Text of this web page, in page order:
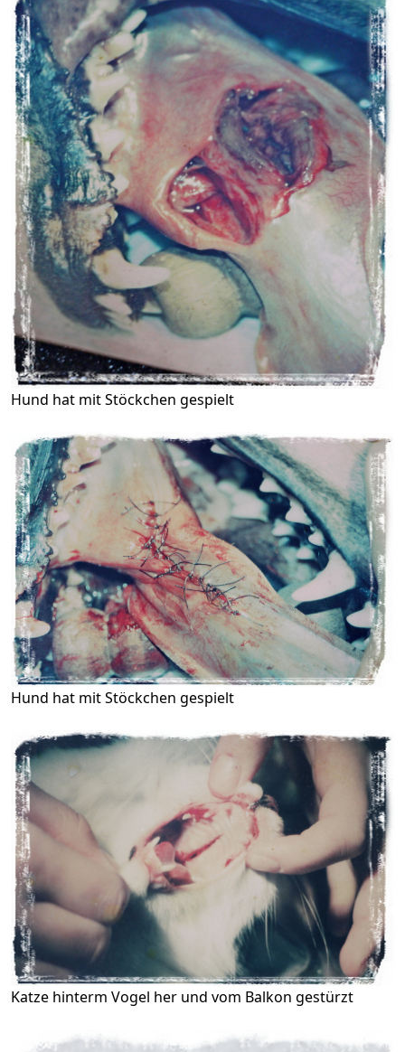
Hund hat mit Stöckchen gespielt
Hund hat mit Stöckchen gespielt
Katze hinterm Vogel her und vom Balkon gestürzt